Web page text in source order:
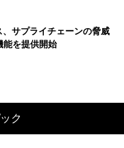
、サプライチェーンの脅威
能を提供開始
ク